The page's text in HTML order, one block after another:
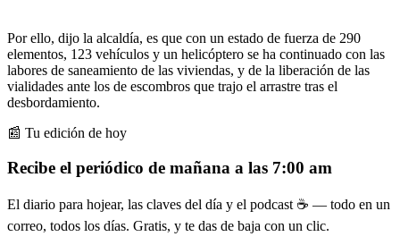
Por ello, dijo la alcaldía, es que con un estado de fuerza de 290
elementos, 123 vehículos y un helicóptero se ha continuado con las
labores de saneamiento de las viviendas, y de la liberación de las
vialidades ante los de escombros que trajo el arrastre tras el
desbordamiento.
📰 Tu edición de hoy
Recibe el periódico de mañana a las 7:00 am
El diario para hojear, las claves del día y el podcast ☕ — todo en un
correo, todos los días. Gratis, y te das de baja con un clic.